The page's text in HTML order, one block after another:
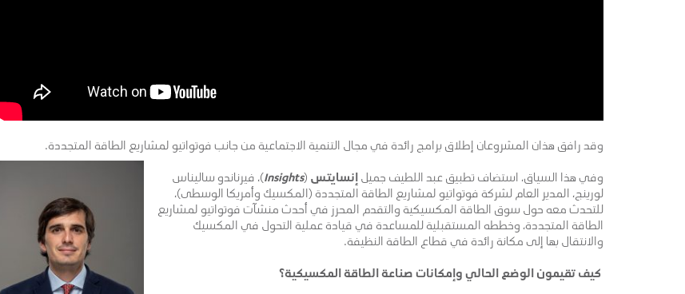
وقد رافق هذان المشروعان إطلاق برامج رائدة في مجال التنمية الاجتماعية من جانب فوتواتيو لمشاريع الطاقة المتجددة.
وفي هذا السياق، استضاف تطبيق عبد اللطيف جميلإنسايتس (
Insights)، فيرناندو ساليناس
لورينج، المدير العام لشركة فوتواتيو لمشاريع الطاقة المتجددة (المكسيك وأمريكا الوسطى)،
للتحدث معه حول سوق الطاقة المكسيكية والتقدم المحرز في أحدث منشآت فوتواتيو لمشاريع
الطاقة المتجددة، وخططه المستقبلية للمساعدة في قيادة عملية التحول في المكسيك
والانتقال بها إلى مكانة رائدة في قطاع الطاقة النظيفة.
كيف تقيمون الوضع الحالي وإمكانات صناعة الطاقة المكسيكية؟